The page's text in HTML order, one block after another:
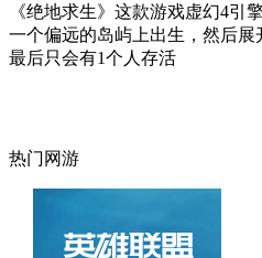
《绝地求生》这款游戏虚幻4引
一个偏远的岛屿上出生，然后展
最后只会有1个人存活
热门网游